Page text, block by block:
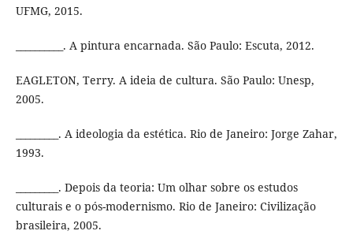
UFMG, 2015.
__________. A pintura encarnada. São Paulo: Escuta, 2012.
EAGLETON, Terry. A ideia de cultura. São Paulo: Unesp,
2005.
_________. A ideologia da estética. Rio de Janeiro: Jorge Zahar,
1993.
_________. Depois da teoria: Um olhar sobre os estudos
culturais e o pós-modernismo. Rio de Janeiro: Civilização
brasileira, 2005.